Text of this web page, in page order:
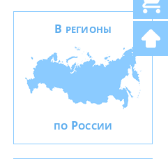
В РЕГИОНЫ
ПО РОССИИ